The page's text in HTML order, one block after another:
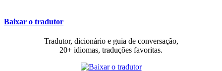
Baixar o tradutor
Tradutor, dicionário e guia de conversação,
20+ idiomas, traduções favoritas.